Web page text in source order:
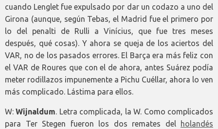
cuando Lenglet fue expulsado por dar un codazo a uno del
Girona (aunque, según Tebas, el Madrid fue el primero por
lo del penalti de Rulli a Vinícius, que fue tres meses
después, qué cosas). Y ahora se queja de los aciertos del
VAR, no de los pasados errores. El Barça era más feliz con
el VAR de Roures que con el de ahora, antes Suárez podía
meter rodillazos impunemente a Pichu Cuéllar, ahora lo ven
más complicado. Lástima para ellos.
W:Wijnaldum. Letra complicada, la W. Como complicados
para Ter Stegen fueron los dos remates del
holandés